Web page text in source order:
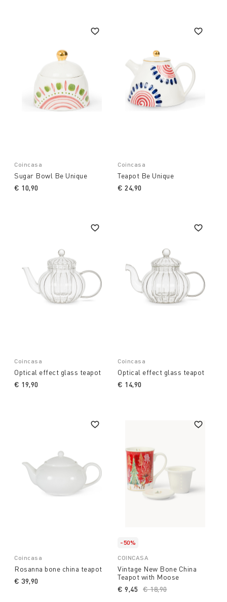
Coincasa
Sugar Bowl Be Unique
€ 10,90
Coincasa
Teapot Be Unique
€ 24,90
Coincasa
Optical effect glass teapot
€ 19,90
Coincasa
Optical effect glass teapot
€ 14,90
Coincasa
Rosanna bone china teapot
€ 39,90
-50%
COINCASA
Vintage New Bone China
Teapot with Moose
Price reduced from
€ 18,90to
€ 9,45